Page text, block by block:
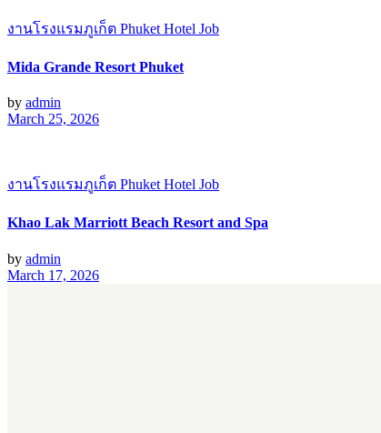
งานโรงแรมภูเก็ต Phuket Hotel Job
Mida Grande Resort Phuket
by admin
March 25, 2026
งานโรงแรมภูเก็ต Phuket Hotel Job
Khao Lak Marriott Beach Resort and Spa
by admin
March 17, 2026